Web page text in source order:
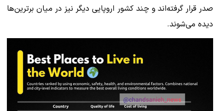
صدر قرار گرفته‌اند و چند کشور اروپایی دیگر نیز در میان برترین‌ها
دیده می‌شوند.